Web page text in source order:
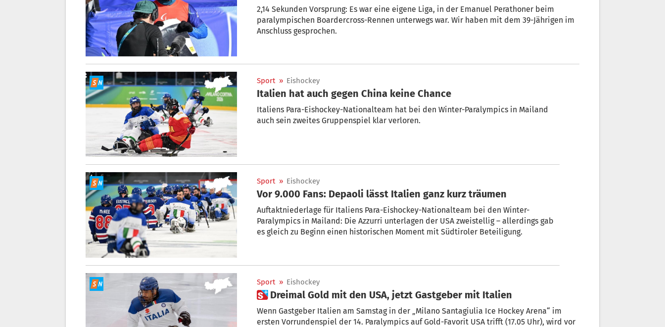
2,14 Sekunden Vorsprung: Es war eine eigene Liga, in der Emanuel Perathoner beim
paralympischen Boardercross-Rennen unterwegs war. Wir haben mit dem 39-Jährigen im
Anschluss gesprochen.
Sport » Eishockey
Italien hat auch gegen China keine Chance
Italiens Para-Eishockey-Nationalteam hat bei den Winter-Paralympics in Mailand
auch sein zweites Gruppenspiel klar verloren.
Sport » Eishockey
Vor 9.000 Fans: Depaoli lässt Italien ganz kurz träumen
Auftaktniederlage für Italiens Para-Eishockey-Nationalteam bei den Winter-
Paralympics in Mailand: Die Azzurri unterlagen der USA zweistellig – allerdings gab
es gleich zu Beginn einen historischen Moment mit Südtiroler Beteiligung.
Sport » Eishockey
 Dreimal Gold mit den USA, jetzt Gastgeber mit Italien
Wenn Gastgeber Italien am Samstag in der „Milano Santagiulia Ice Hockey Arena“ im
ersten Vorrundenspiel der 14. Paralympics auf Gold-Favorit USA trifft (17.05 Uhr), wird vor